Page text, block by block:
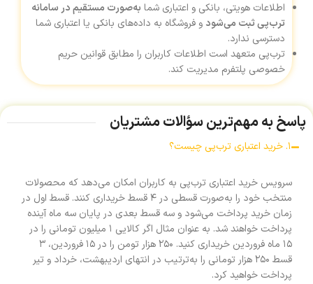
اطلاعات هویتی، بانکی و اعتباری شما به‌صورت مستقیم در سامانه
ترب‌پی ثبت می‌شود و فروشگاه به داده‌های بانکی یا اعتباری شما
دسترسی ندارد.
ترب‌پی متعهد است اطلاعات کاربران را مطابق قوانین حریم
خصوصی پلتفرم مدیریت کند.
پاسخ به مهم‌ترین سؤالات مشتریان
۱. خرید اعتباری ترب‌پی چیست؟
سرویس خرید اعتباری ترب‌پی به کاربران امکان می‌دهد که محصولات
منتخب خود را به‌صورت قسطی در ۴ قسط خریداری کنند. قسط اول در
زمان خرید پرداخت می‌شود و سه قسط بعدی در پایان سه ماه آینده
پرداخت خواهند شد. به عنوان مثال اگر کالایی ۱ میلیون تومانی را در
۱۵ ماه فروردین خریداری کنید. ۲۵۰ هزار تومن را در ۱۵ فروردین، ۳
قسط ۲۵۰ هزار تومانی را به‌ترتیب در انتهای اردیبهشت، خرداد و تیر
پرداخت خواهید کرد.